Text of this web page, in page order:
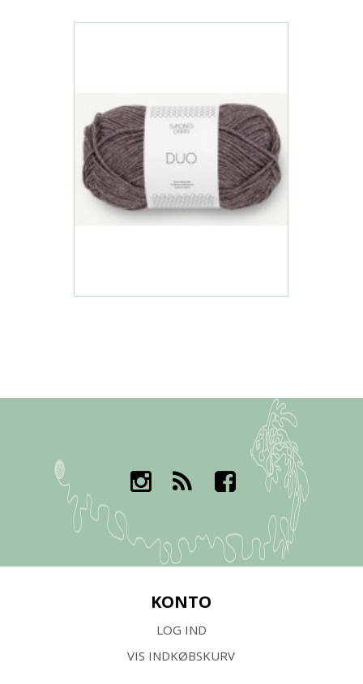
KONTO
LOG IND
VIS INDKØBSKURV